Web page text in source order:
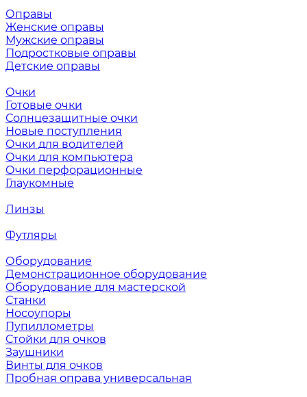
Оправы
Женские оправы
Мужские оправы
Подростковые оправы
Детские оправы
Очки
Готовые очки
Солнцезащитные очки
Новые поступления
Очки для водителей
Очки для компьютера
Очки перфорационные
Глаукомные
Линзы
Футляры
Оборудование
Демонстрационное оборудование
Оборудование для мастерской
Станки
Носоупоры
Пупиллометры
Стойки для очков
Заушники
Винты для очков
Пробная оправа универсальная